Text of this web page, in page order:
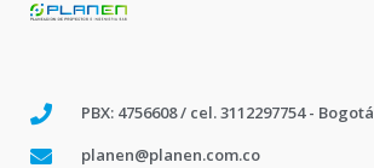
PBX: 4756608 / cel. 3112297754 - Bogotá
planen@planen.com.co